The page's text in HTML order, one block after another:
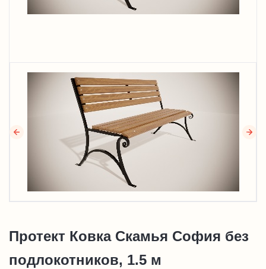
Протект Ковка Скамья София без
подлокотников, 1.5 м